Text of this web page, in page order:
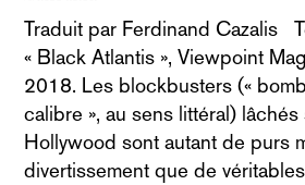
Traduit par Ferdinand Cazalis Texte original :
« Black Atlantis », Viewpoint
2018. Les blockbusters («
calibre », au sens littéral)
Hollywood sont autant de purs
divertissement que de